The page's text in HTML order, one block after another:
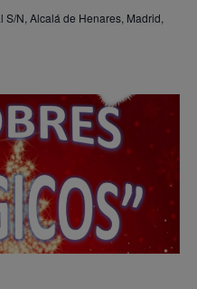
S/N, Alcalá de Henares, Madrid,